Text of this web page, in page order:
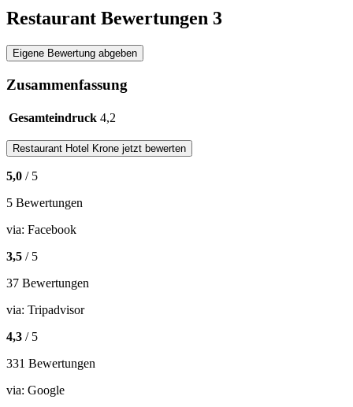
Restaurant Bewertungen 3
Eigene Bewertung abgeben
Zusammenfassung
Gesamteindruck 4,2
Restaurant Hotel Krone jetzt bewerten
5,0 / 5
5 Bewertungen
via: Facebook
3,5 / 5
37 Bewertungen
via: Tripadvisor
4,3 / 5
331 Bewertungen
via: Google